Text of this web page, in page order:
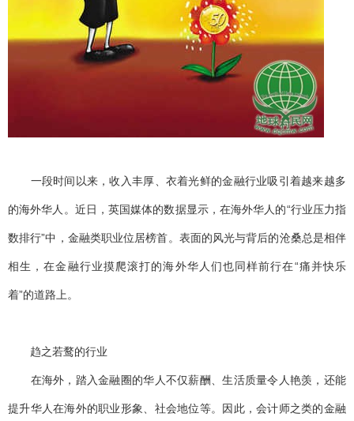
一段时间以来，收入丰厚、衣着光鲜的金融行业吸引着越来越多
的海外华人。近日，英国媒体的数据显示，在海外华人的“行业压力指
数排行”中，金融类职业位居榜首。表面的风光与背后的沧桑总是相伴
相生，在金融行业摸爬滚打的海外华人们也同样前行在“痛并快乐
着”的道路上。
趋之若鹜的行业
在海外，踏入金融圈的华人不仅薪酬、生活质量令人艳羡，还能
提升华人在海外的职业形象、社会地位等。因此，会计师之类的金融